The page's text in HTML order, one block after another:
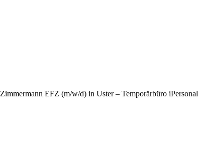
Zimmermann EFZ (m/w/d) in Uster – Temporärbüro iPersonal